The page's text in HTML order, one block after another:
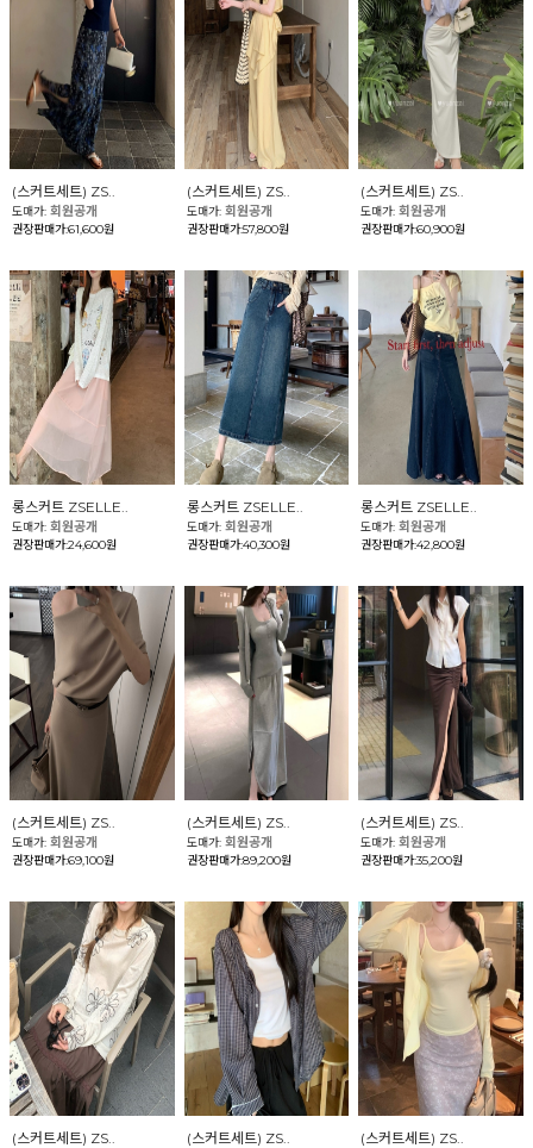
(스커트세트) ZS..
도매가: 회원공개
권장판매가:61,600원
(스커트세트) ZS..
도매가: 회원공개
권장판매가:57,800원
(스커트세트) ZS..
도매가:회원공개
권장판매가:60,900원
롱스커트 ZSELLE..
도매가: 회원공개
권장판매가:24,600원
롱스커트 ZSELLE..
도매가: 회원공개
권장판매가:40,300원
롱스커트 ZSELLE..
도매가:회원공개
권장판매가:42,800원
(스커트세트) ZS..
도매가: 회원공개
권장판매가:69,100원
(스커트세트) ZS..
도매가: 회원공개
권장판매가:89,200원
(스커트세트) ZS..
도매가:회원공개
권장판매가:35,200원
(스커트세트) ZS.. (스커트세트) ZS.. (스커트세트) ZS..